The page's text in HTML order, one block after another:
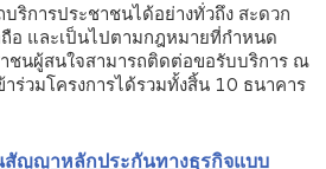
ริการประชาชนได้อย่างทั่วถึง สะดวก
ถือ และเป็นไปตามกฎหมายที่กำหนด
ชนผู้สนใจสามารถติดต่อขอรับบริการ ณ
ร่วมโครงการได้รวมทั้งสิ้น 10 ธนาคาร
สัญญาหลักประกันทางธุรกิจแบบ